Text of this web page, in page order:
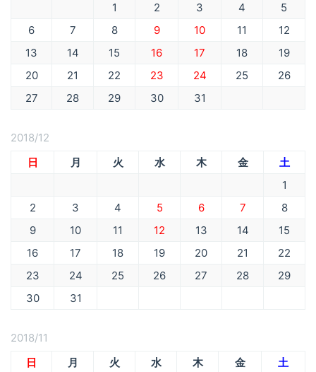
1
2 3 4
5
6
7 8 9 10 11
12
13
14 15 16 17 18
19
20
21 22 23 24 25
26
27
28 29 30 31
2018/12
日
月 火 水 木 金
土
1
2
3 4 5 6 7
8
9
10 11 12 13 14
15
16
17 18 19 20 21
22
23
24 25 26 27 28
29
30
31
2018/11
日
月 火 水 木 金 土